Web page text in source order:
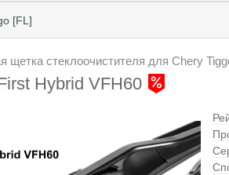
[FL]
щетка стеклоочистителя для Chery
Hybrid VFH60